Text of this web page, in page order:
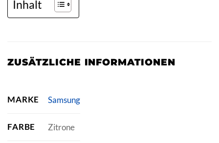
Inhalt
ZUSÄTZLICHE INFORMATIONEN
MARKE Samsung
FARBE Zitrone